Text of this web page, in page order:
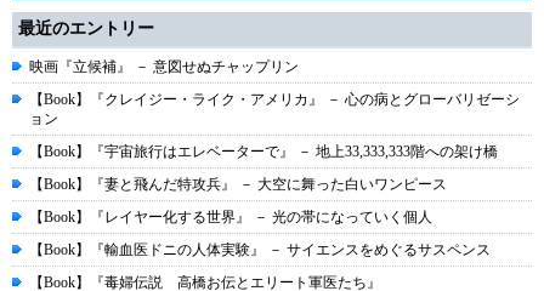
最近のエントリー
映画『立候補』 － 意図せぬチャップリン
【Book】『クレイジー・ライク・アメリカ』 － 心の病とグローバリゼーシ
ョン
【Book】『宇宙旅行はエレベーターで』 － 地上33,333,333階への架け橋
【Book】『妻と飛んだ特攻兵』 － 大空に舞った白いワンピース
【Book】『レイヤー化する世界』 － 光の帯になっていく個人
【Book】『輸血医ドニの人体実験』 － サイエンスをめぐるサスペンス
【Book】『毒婦伝説 高橋お伝とエリート軍医たち』